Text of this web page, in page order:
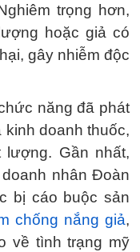
trọng hơn,
hoặc giả có
gây nhiễm độc
năng đã phát
kinh doanh thuốc,
lượng. Gần nhất,
nhân Đoàn
bị cáo buộc sản
chống nắng giả,
về tình trạng mỹ